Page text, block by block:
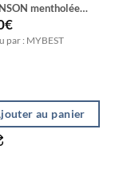
mentholée
super puissant aux
d’eucalyptus
€
par : MYBEST
au panier